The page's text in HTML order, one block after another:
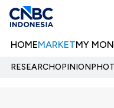
HOMEMARKETMY
RESEARCHOPINION